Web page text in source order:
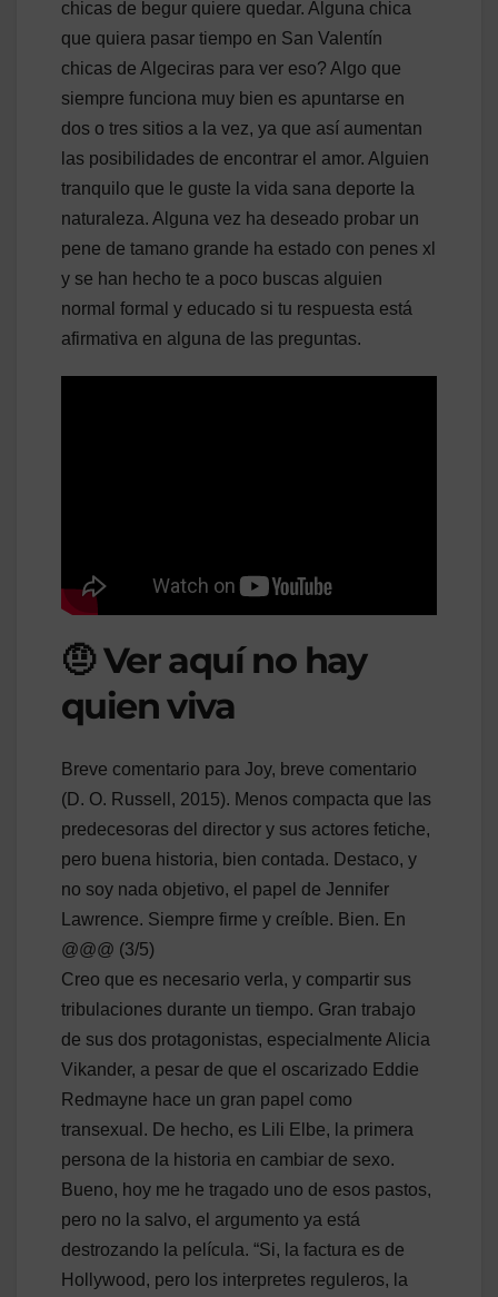
chicas de begur quiere quedar. Alguna chica
que quiera pasar tiempo en San Valentín
chicas de Algeciras para ver eso? Algo que
siempre funciona muy bien es apuntarse en
dos o tres sitios a la vez, ya que así aumentan
las posibilidades de encontrar el amor. Alguien
tranquilo que le guste la vida sana deporte la
naturaleza. Alguna vez ha deseado probar un
pene de tamano grande ha estado con penes xl
y se han hecho te a poco buscas alguien
normal formal y educado si tu respuesta está
afirmativa en alguna de las preguntas.
🤨 Ver aquí no hay
quien viva
Breve comentario para Joy, breve comentario
(D. O. Russell, 2015). Menos compacta que las
predecesoras del director y sus actores fetiche,
pero buena historia, bien contada. Destaco, y
no soy nada objetivo, el papel de Jennifer
Lawrence. Siempre firme y creíble. Bien. En
@@@ (3/5)
Creo que es necesario verla, y compartir sus
tribulaciones durante un tiempo. Gran trabajo
de sus dos protagonistas, especialmente Alicia
Vikander, a pesar de que el oscarizado Eddie
Redmayne hace un gran papel como
transexual. De hecho, es Lili Elbe, la primera
persona de la historia en cambiar de sexo.
Bueno, hoy me he tragado uno de esos pastos,
pero no la salvo, el argumento ya está
destrozando la película. “Si, la factura es de
Hollywood, pero los interpretes reguleros, la